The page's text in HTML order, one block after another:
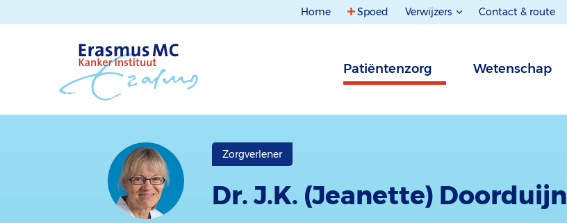
Home Spoed Verwijzers Contact & route
Patiëntenzorg Wetenschap
Zorgverlener
Dr. J.K. (Jeanette) Doorduijn